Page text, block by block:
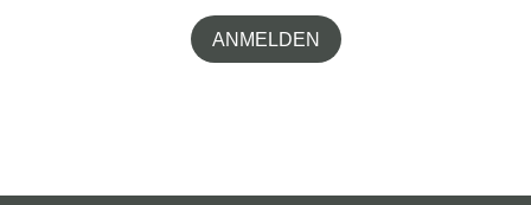
ANMELDEN